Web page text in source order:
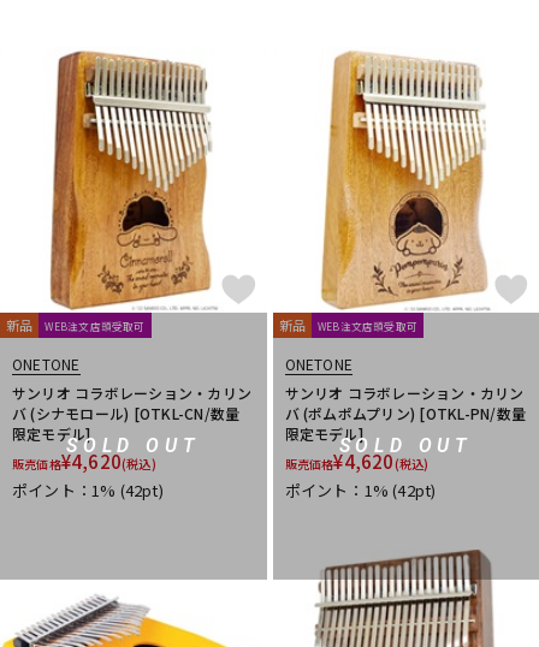
SOLD OUT
新品 WEB注文店頭受取可
ONETONE
サンリオ コラボレーション・カリン
バ (シナモロール) [OTKL-CN/数量
限定モデル]
販売価格¥4,620(税込)
ポイント：1% (42pt)
SOLD OUT
新品 WEB注文店頭受取可
ONETONE
サンリオ コラボレーション・カリン
バ (ポムポムプリン) [OTKL-PN/数量
限定モデル]
販売価格¥4,620(税込)
ポイント：1%(42pt)